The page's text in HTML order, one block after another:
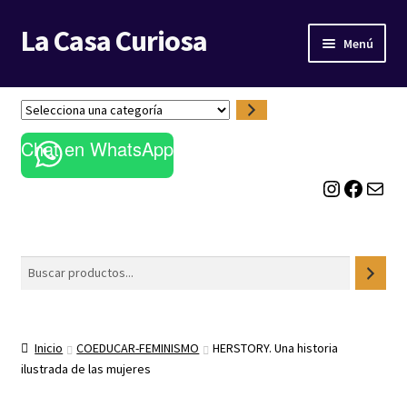
Ir
a
navegación
Ir
al
La Casa Curiosa Menú
LIBRERÍA
BLOG
S
e
l
e
a
c
Chat en WhatsApp
Instagram Facebook Correo electrónico
Buscar
Inicio COEDUCAR-FEMINISMO
HERSTORY. Una historia
ilustrada de las mujeres